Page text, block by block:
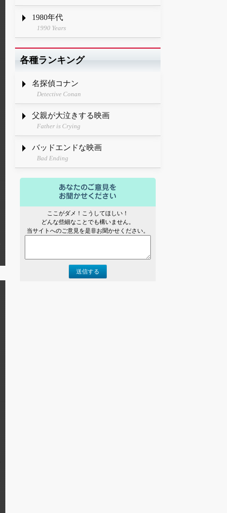
1980年代
1990 Years
各種ランキング
名探偵コナン
Detective Conan
父親が大泣きする映画
Father is Crying
バッドエンドな映画
Bad Ending
ここがダメ！こうしてほしい！
どんな些細なことでも構いません。
当サイトへのご意見を是非お聞かせください。
送信する